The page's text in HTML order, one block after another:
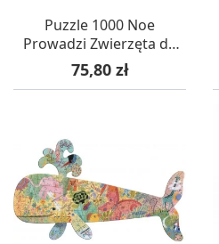
Puzzle 1000 Noe
Prowadzi Zwierzęta do
Arki (Brueghel), Calypto
Cena
75,80 zł